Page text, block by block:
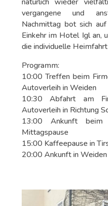
vergangene und
Nachmittag bot sich
Einkehr im Hotel Igl an,
die individuelle
Programm:
10:00 Treffen beim
Autoverleih in Weiden
10:30 Abfahrt am
Autoverleih in Richtung
13:00 Ankunft beim
Mittagspause
15:00 Kaffeepause in
20:00 Ankunft in Weiden